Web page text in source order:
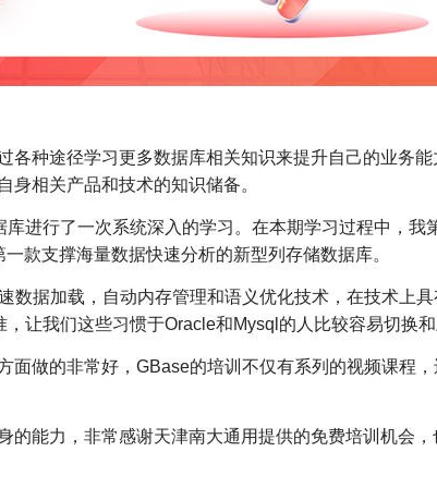
种途径学习更多数据库相关知识来提升自己的业务
相关产品和技术的知识储备。
进行了一次系统深入的学习。在本期学习过程中，我
款支撑海量数据快速分析的新型列存储数据库。
据加载，自动内存管理和语义优化技术，在技术上
让我们这些习惯于Oracle和Mysql的人比较容易切换和
做的非常好，GBase的培训不仅有系列的视频课程
能力，非常感谢天津南大通用提供的免费培训机会